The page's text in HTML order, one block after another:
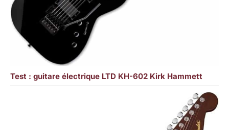
Test : guitare électrique LTD KH-602 Kirk Hammett